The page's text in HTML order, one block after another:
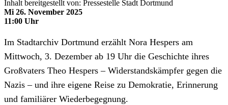
Inhalt bereitgestellt von: Pressestelle Stadt Dortmund
Mi 26. November 2025
11:00 Uhr
Im Stadtarchiv Dortmund erzählt Nora Hespers am
Mittwoch, 3. Dezember ab 19 Uhr die Geschichte ihres
Großvaters Theo Hespers – Widerstandskämpfer gegen die
Nazis – und ihre eigene Reise zu Demokratie, Erinnerung
und familiärer Wiederbegegnung.